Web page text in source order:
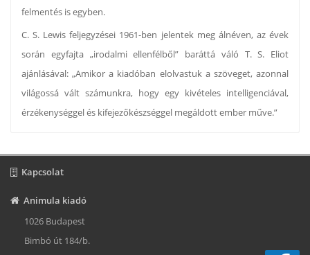
felmentés is egyben.
C. S. Lewis feljegyzései 1961-ben jelentek meg álnéven, az évek
során egyfajta „irodalmi ellenfélből” baráttá váló T. S. Eliot
ajánlásával: „Amikor a kiadóban elolvastuk a szöveget, azonnal
világossá vált számunkra, hogy egy kivételes intelligenciával,
érzékenységgel és kifejezőkészséggel megáldott ember műve.”
Kapcsolat
Animula kiadó
1026 Budapest
Bimbó út 184/b.